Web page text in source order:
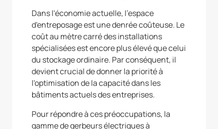
Dans l'économie actuelle, l'espace
d'entreposage est une denrée coûteuse. Le
coût au mètre carré des installations
spécialisées est encore plus élevé que celui
du stockage ordinaire. Par conséquent, il
devient crucial de donner la priorité à
l'optimisation de la capacité dans les
bâtiments actuels des entreprises.
Pour répondre à ces préoccupations, la
gamme de gerbeurs électriques à